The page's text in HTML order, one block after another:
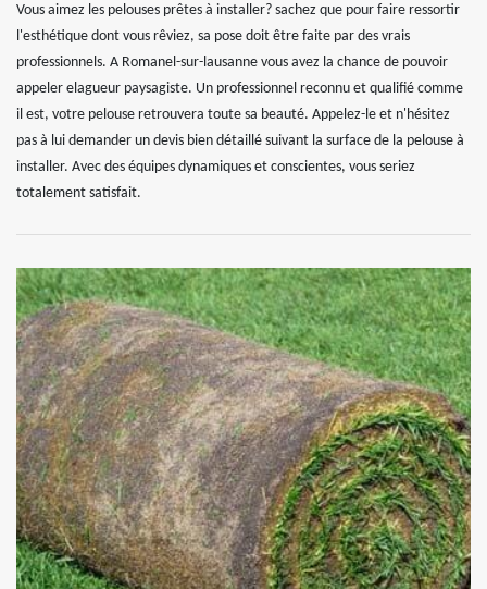
Vous aimez les pelouses prêtes à installer? sachez que pour faire ressortir
l'esthétique dont vous rêviez, sa pose doit être faite par des vrais
professionnels. A Romanel-sur-lausanne vous avez la chance de pouvoir
appeler elagueur paysagiste. Un professionnel reconnu et qualifié comme
il est, votre pelouse retrouvera toute sa beauté. Appelez-le et n'hésitez
pas à lui demander un devis bien détaillé suivant la surface de la pelouse à
installer. Avec des équipes dynamiques et conscientes, vous seriez
totalement satisfait.